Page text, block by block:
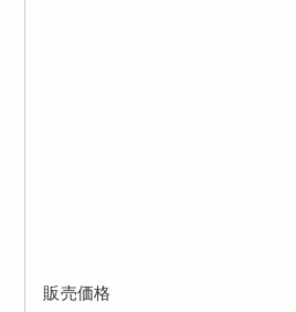
販売価格